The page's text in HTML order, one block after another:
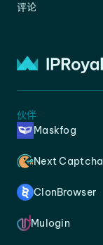
评论
伙伴
Maskfog
Next Captcha
ClonBrowser
Mulogin